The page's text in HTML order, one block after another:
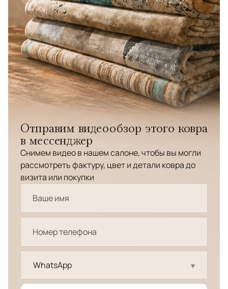
Отправим видеообзор этого ковра
в мессенджер
Снимем видео в нашем салоне, чтобы вы могли
рассмотреть фактуру, цвет и детали ковра до
визита или покупки
WhatsApp